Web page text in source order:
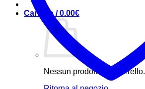
Carrello /0.00€
Nessun prodotto nel carrello.